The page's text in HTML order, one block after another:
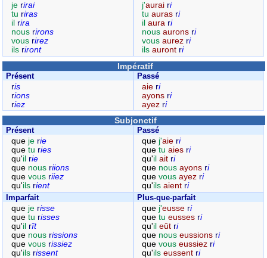
je rirai
tu riras
il rira
nous rirons
vous rirez
ils riront
j'aurai ri
tuauras ri
ilaura ri
nousaurons ri
vousaurez ri
ilsauront ri
Impératif
Présent
ris
rions
riez
Passé
aie ri
ayons ri
ayez ri
Subjonctif
Présent
que je rie
que tu ries
qu'il rie
que nous riions
que vous riiez
qu'ils rient
Passé
que j'aie ri
quetuaies ri
qu'ilait ri
que nousayons ri
quevousayez ri
qu'ilsaient ri
Imparfait
que je risse
que tu risses
qu'il rît
que nous rissions
que vous rissiez
qu'ils rissent
Plus-que-parfait
que j'eusse ri
quetueusses ri
qu'ileût ri
que nouseussions ri
quevouseussiez ri
qu'ilseussent ri